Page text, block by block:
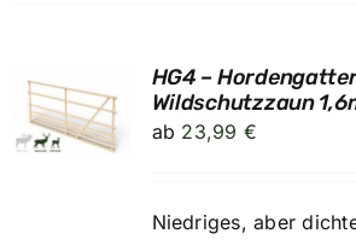
HG4 –
Wildschutzzaun
ab 23,99 €
Niedriges, aber